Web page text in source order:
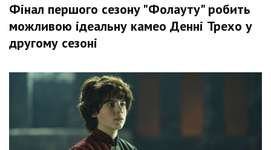
Фінал першого сезону "Фолауту" робить
можливою ідеальну камео Денні Трехо у
другому сезоні